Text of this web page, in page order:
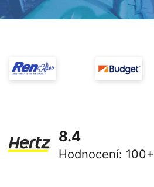
8.4
Hodnocení: 100+